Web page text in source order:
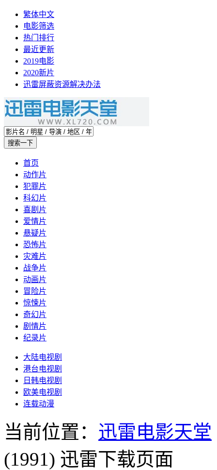
繁体中文
电影筛选
热门排行
最近更新
2019电影
2020新片
迅雷屏蔽资源解决办法
首页
动作片
犯罪片
科幻片
喜剧片
爱情片
悬疑片
恐怖片
灾难片
战争片
动画片
冒险片
惊悚片
奇幻片
剧情片
纪录片
大陆电视剧
港台电视剧
日韩电视剧
欧美电视剧
连载动漫
当前位置： 迅雷电影天堂
(1991) 迅雷下载页面